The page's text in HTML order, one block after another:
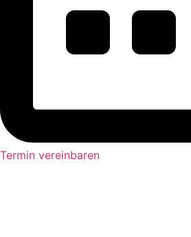
Termin vereinbaren